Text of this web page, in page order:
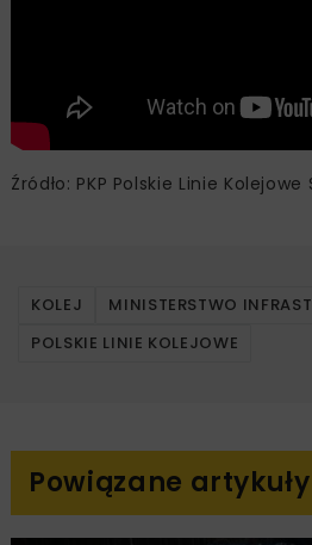
Źródło: PKP Polskie Linie Kolejowe
KOLEJ MINISTERSTWO
POLSKIE LINIE KOLEJOWE
Powiązane artykuły